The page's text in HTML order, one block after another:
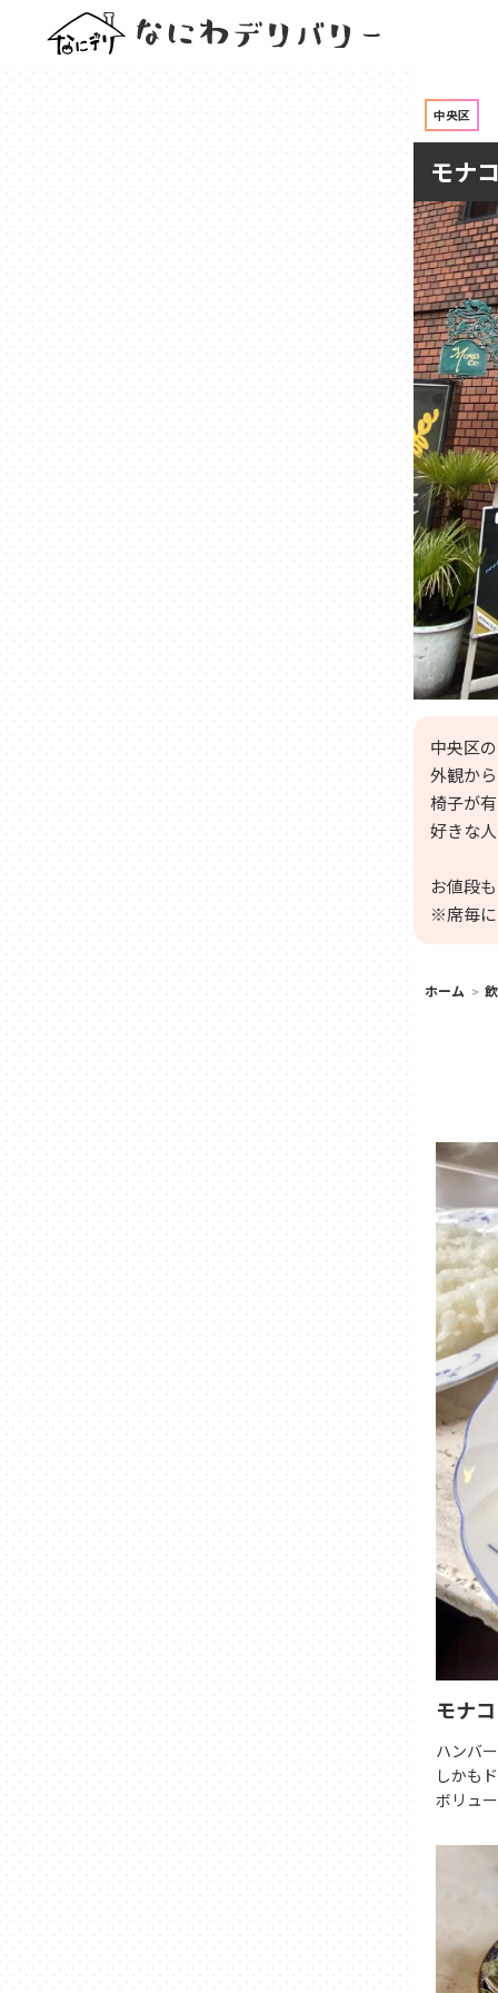
中央区
モナ
中央区
外観か
椅子が
好きな
お値段
※席毎に
ホーム
モナ
ハンバ
しかも
ボリュ